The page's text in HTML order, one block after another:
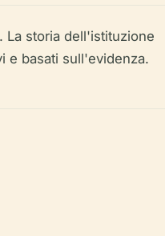
La storia dell'istituzione
e basati sull'evidenza.